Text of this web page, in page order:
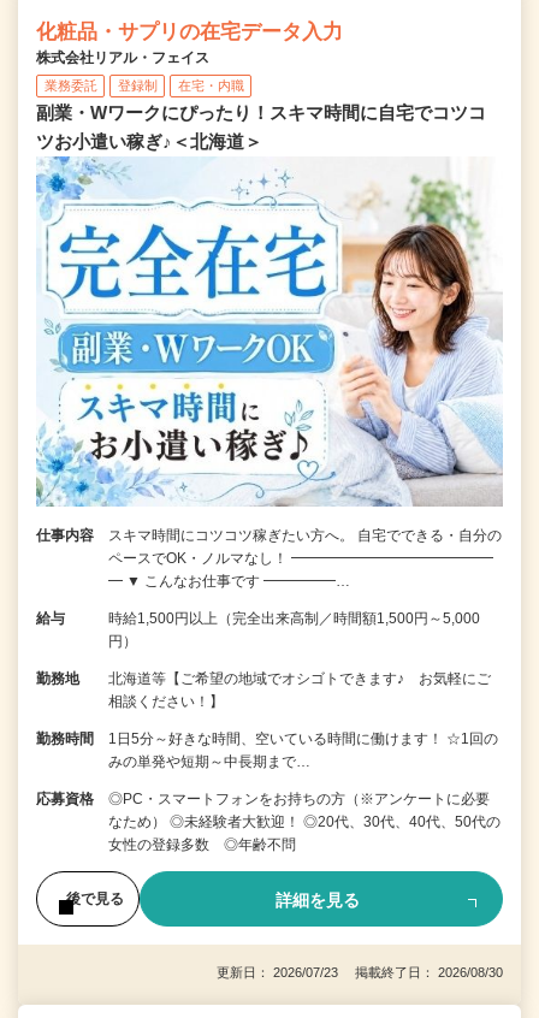
化粧品・サプリの在宅データ入力
株式会社リアル・フェイス
業務委託 登録制 在宅・内職
副業・Wワークにぴったり！スキマ時間に自宅でコツコ
ツお小遣い稼ぎ♪＜北海道＞
仕事内容
スキマ時間にコツコツ稼ぎたい方へ。 自宅でできる・自分の
ペースでOK・ノルマなし！ ━━━━━━━━━━━━━━
━ ▼ こんなお仕事です ━━━━━…
給与
時給1,500円以上（完全出来高制／時間額1,500円～5,000
円）
勤務地
北海道等【ご希望の地域でオシゴトできます♪ お気軽にご
相談ください！】
勤務時間
1日5分～好きな時間、空いている時間に働けます！ ☆1回の
みの単発や短期～中長期まで…
応募資格
◎PC・スマートフォンをお持ちの方（※アンケートに必要
なため） ◎未経験者大歓迎！ ◎20代、30代、40代、50代の
女性の登録多数 ◎年齢不問
後で見る 詳細を見る
更新日： 2026/07/23 掲載終了日： 2026/08/30